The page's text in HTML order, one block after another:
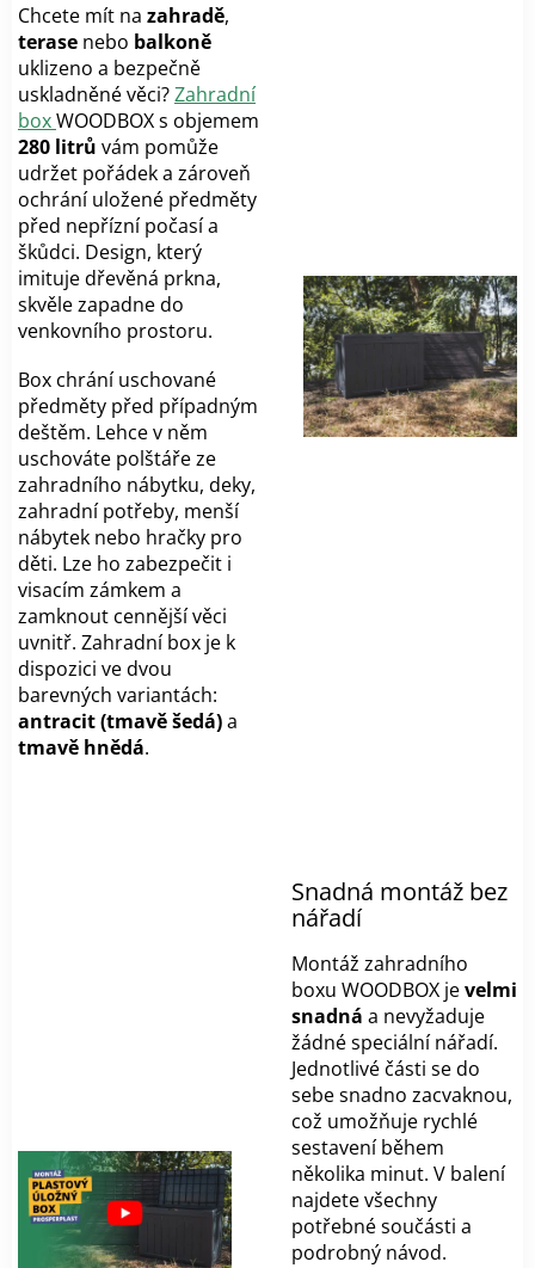
Chcete mít na zahradě,
terase nebo balkoně
uklizeno a bezpečně
uskladněné věci?Zahradní
boxWOODBOX s objemem
280 litrů vám pomůže
udržet pořádek a zároveň
ochrání uložené předměty
před nepřízní počasí a
škůdci. Design, který
imituje dřevěná prkna,
skvěle zapadne do
venkovního prostoru.
Box chrání uschované
předměty před případným
deštěm. Lehce v něm
uschováte polštáře ze
zahradního nábytku, deky,
zahradní potřeby, menší
nábytek nebo hračky pro
děti. Lze ho zabezpečit i
visacím zámkem a
zamknout cennější věci
uvnitř. Zahradní box je k
dispozici ve dvou
barevných variantách:
antracit (tmavě šedá)a
tmavě hnědá.
Snadná montáž bez
nářadí
Montáž zahradního
boxu WOODBOX jevelmi
snadná a nevyžaduje
žádné speciální nářadí.
Jednotlivé části se do
sebe snadno zacvaknou,
což umožňuje rychlé
sestavení během
několika minut. V balení
najdete všechny
potřebné součásti a
podrobný návod.